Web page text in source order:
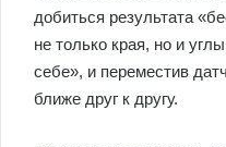
добиться результата
не только края, но и
себе», и переместив
ближе друг к другу.